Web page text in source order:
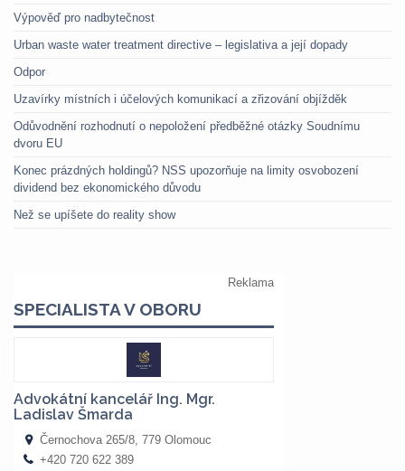
Výpověď pro nadbytečnost
Urban waste water treatment directive – legislativa a její dopady
Odpor
Uzavírky místních i účelových komunikací a zřizování objížděk
Odůvodnění rozhodnutí o nepoložení předběžné otázky Soudnímu
dvoru EU
Konec prázdných holdingů? NSS upozorňuje na limity osvobození
dividend bez ekonomického důvodu
Než se upíšete do reality show